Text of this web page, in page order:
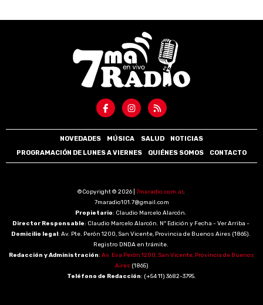
NOVEDADES MÚSICA SALUD
NOTICIAS
PROGRAMACIÓN DE LUNES A VIERNES
QUIÉNES SOMOS CONTACTO
©Copyright © 2026 | 7maradio.com.ar.
7maradio101.7@gmail.com
Propietario: Claudio Marcelo Alarcón.
Director Responsable: Claudio Marcelo Alarcón. Nº Edición y Fecha - Ver Arriba -
Domicilio legal: Av. Pte. Perón 1200, San Vicente, Provincia de Buenos Aires (1865).
Registro DNDA en trámite.
Redacción y Administración: Av. Eva Perón 1200, San Vicente, Provincia de Buenos
Aires (1865)
Teléfono de Redacción: (+54 11) 3682-3795.